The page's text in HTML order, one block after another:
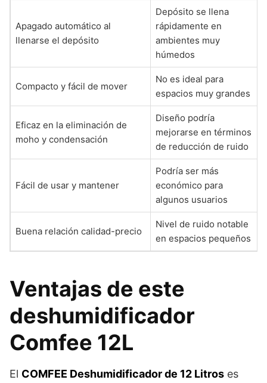
Apagado automático al
llenarse el depósito
Depósito se llena
rápidamente en
ambientes muy
húmedos
Compacto y fácil de mover
No es ideal para
espacios muy grandes
Eficaz en la eliminación de
moho y condensación
Diseño podría
mejorarse en términos
de reducción de ruido
Fácil de usar y mantener
Podría ser más
económico para
algunos usuarios
Buena relación calidad-precio
Nivel de ruido notable
en espacios pequeños
Ventajas de este
deshumidificador
Comfee 12L
El COMFEE Deshumidificador de 12 Litros es